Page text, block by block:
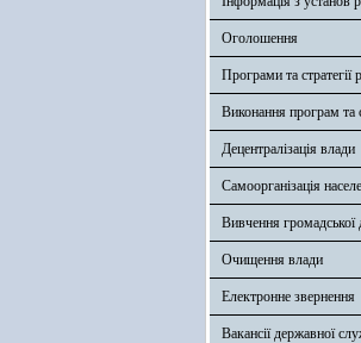
Оголошення
Програми та стратегії
Виконання програм та
Децентралізація влади
Самоорганізація
Вивчення
Очищення влади
Електронне звернення
Вакансії державної